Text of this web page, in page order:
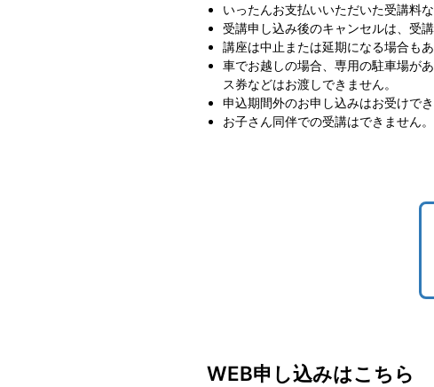
いったんお支払いいただいた受講料
受講申し込み後のキャンセルは、受
講座は中止または延期になる場合もあ
車でお越しの場合、専用の駐車場が
ス券などはお渡しできません。
申込期間外のお申し込みはお受けでき
お子さん同伴での受講はできません。
WEB申し込みはこちら